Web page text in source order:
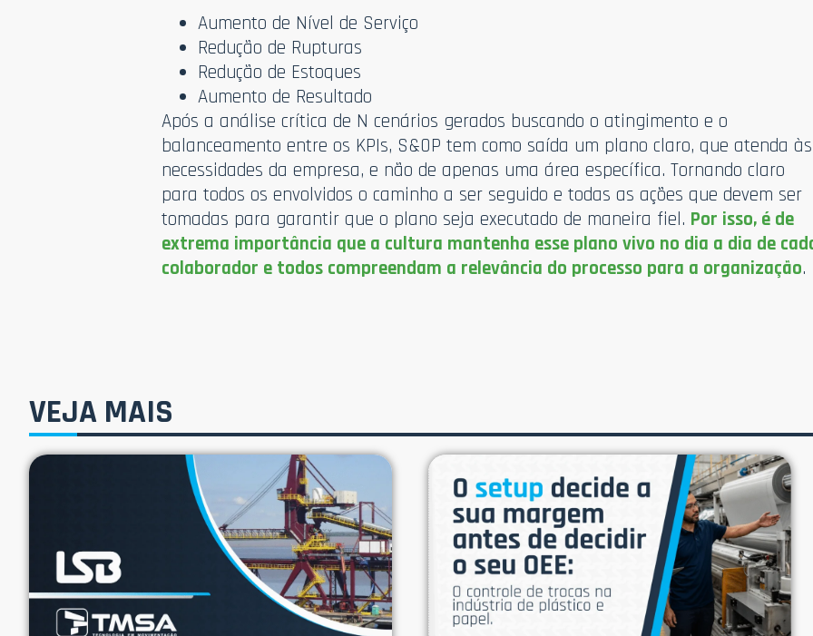
Aumento de Nível de Serviço
Redução de Rupturas
Redução de Estoques
Aumento de Resultado
Após a análise crítica de N cenários gerados buscando o atingimento e o
balanceamento entre os KPIs, S&OP tem como saída um plano claro, que atenda às
necessidades da empresa, e não de apenas uma área específica. Tornando claro
para todos os envolvidos o caminho a ser seguido e todas as ações que devem ser
tomadas para garantir que o plano seja executado de maneira fiel. Por isso, é de
extrema importância que a cultura mantenha esse plano vivo no dia a dia de
colaborador e todos compreendam a relevância do processo para a organização.
VEJA MAIS